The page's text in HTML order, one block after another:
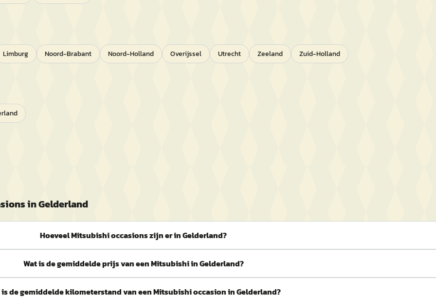
Limburg Noord-Brabant Noord-Holland Overijssel Utrecht Zeeland Zuid-Holland
inGelderland
Hoeveel Mitsubishi occasions zijn er in Gelderland?
Wat is de gemiddelde prijs van een Mitsubishi in Gelderland?
is de gemiddelde kilometerstand van een Mitsubishi occasion in Gelderland?